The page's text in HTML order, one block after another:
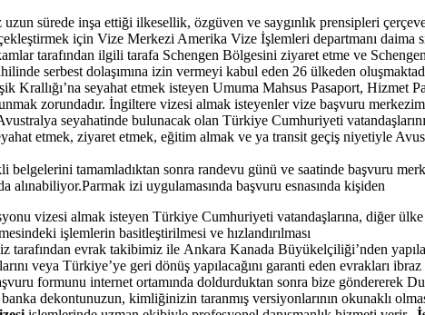
uzun sürede inşa ettiği ilkesellik, özgüven ve saygınlık prensipleri
için Vize Merkezi Amerika Vize İşlemleri departmanı daima
tarafından ilgili tarafa Schengen Bölgesini ziyaret etme ve
serbest dolaşımına izin vermeyi kabul eden 26 ülkeden
Krallığı’na seyahat etmek isteyen Umuma Mahsus Pasaport,
zorundadır. İngiltere vizesi almak isteyenler vize başvuru
seyahatinde bulunacak olan Türkiye Cumhuriyeti
etmek, ziyaret etmek, eğitim almak ve ya transit geçiş niyetiyle
tamamladıktan sonra randevu günü ve saatinde başvuru
alınabiliyor.Parmak izi uygulamasında başvuru esnasında kişiden
vizesi almak isteyen Türkiye Cumhuriyeti vatandaşlarına, diğer
işlemlerin basitleştirilmesi ve hızlandırılması
tarafından evrak takibimiz ile Ankara Kanada Büyükelçiliği’nden
veya Türkiye’ye geri dönüş yapılacağını garanti eden evrakları
formunu internet ortamında doldurduktan sonra bize göndererek
dekontunuzun, kimliğinizin taranmış versiyonlarının okunaklı